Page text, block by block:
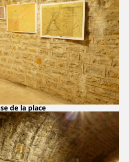
de la place